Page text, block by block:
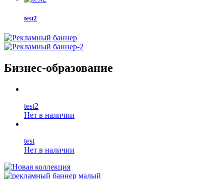
test2
Бизнес-образование
test2
Нет в наличии
test
Нет в наличии